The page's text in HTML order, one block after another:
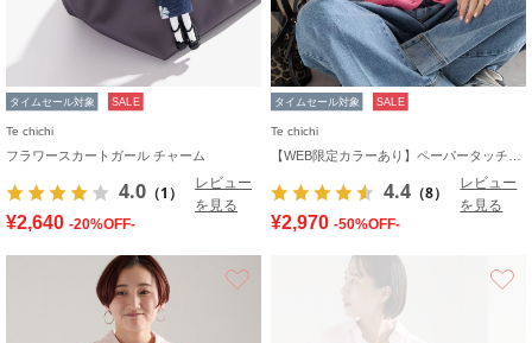
タイムセール対象 SALE
Te chichi
フラワースカートガール チャーム
4.0 （1）
レビュー
を見る
¥2,640 -20%OFF-
タイムセール対象 SALE
Te chichi
4.4 （8）
レビュー
を見る
¥2,970 -50%OFF-